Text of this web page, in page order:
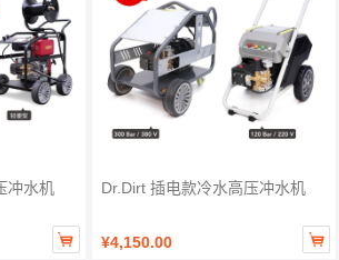
冲水机

Dr.Dirt 插电款冷水高压冲水机
¥4,150.00 